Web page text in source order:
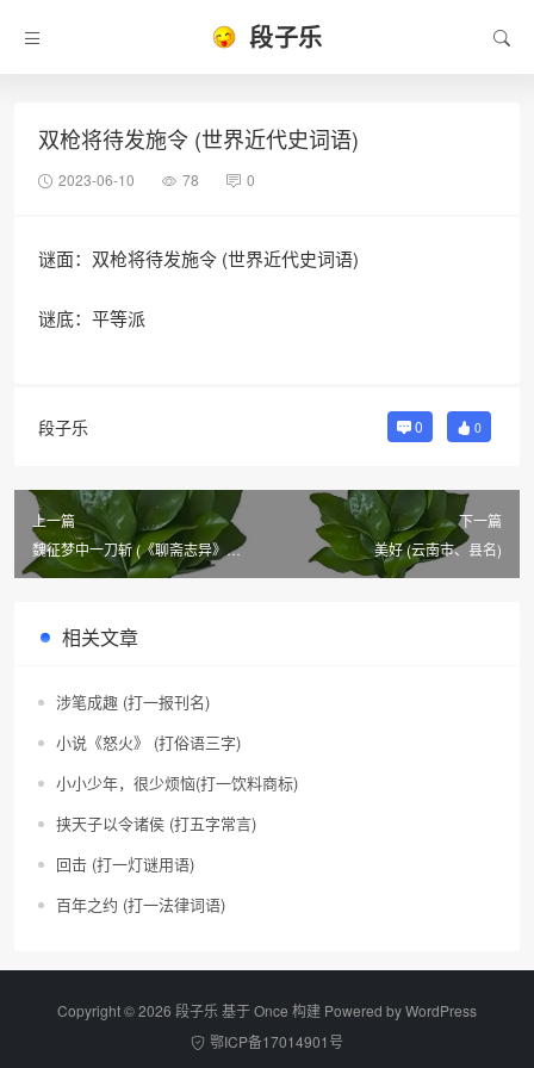
段子乐
双枪将待发施令 (世界近代史词语)
2023-06-10 78 0
谜面：双枪将待发施令 (世界近代史词语)
谜底：平等派
段子乐 0 0
上一篇
魏征梦中一刀斩 (《聊斋志异》篇
目三)
下一篇
美好 (云南市、县名)
相关文章
涉笔成趣 (打一报刊名)
小说《怒火》 (打俗语三字)
小小少年，很少烦恼(打一饮料商标)
挟天子以令诸侯 (打五字常言)
回击 (打一灯谜用语)
百年之约 (打一法律词语)
Copyright © 2026 段子乐 基于 Once 构建 Powered byWordPress
鄂ICP备17014901号